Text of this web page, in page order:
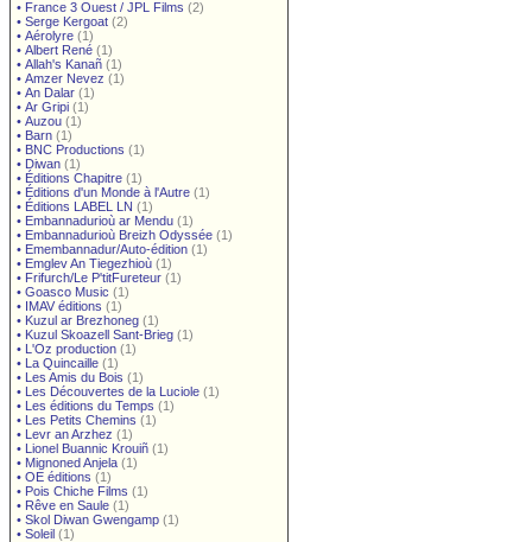
• France 3 Ouest / JPL Films (2)
• Serge Kergoat (2)
• Aérolyre (1)
• Albert René (1)
• Allah's Kanañ (1)
• Amzer Nevez (1)
• An Dalar (1)
• Ar Gripi (1)
• Auzou (1)
• Barn (1)
• BNC Productions (1)
• Diwan (1)
• Éditions Chapitre (1)
• Éditions d'un Monde à l'Autre (1)
• Éditions LABEL LN (1)
• Embannadurioù ar Mendu (1)
• Embannadurioù Breizh Odyssée (1)
• Emembannadur/Auto-édition (1)
• Emglev An Tiegezhioù (1)
• Frifurch/Le P'titFureteur (1)
• Goasco Music (1)
• IMAV éditions (1)
• Kuzul ar Brezhoneg (1)
• Kuzul Skoazell Sant-Brieg (1)
• L'Oz production (1)
• La Quincaille (1)
• Les Amis du Bois (1)
• Les Découvertes de la Luciole (1)
• Les éditions du Temps (1)
• Les Petits Chemins (1)
• Levr an Arzhez (1)
• Lionel Buannic Krouiñ (1)
• Mignoned Anjela (1)
• OE éditions (1)
• Pois Chiche Films (1)
• Rêve en Saule (1)
• Skol Diwan Gwengamp (1)
• Soleil (1)